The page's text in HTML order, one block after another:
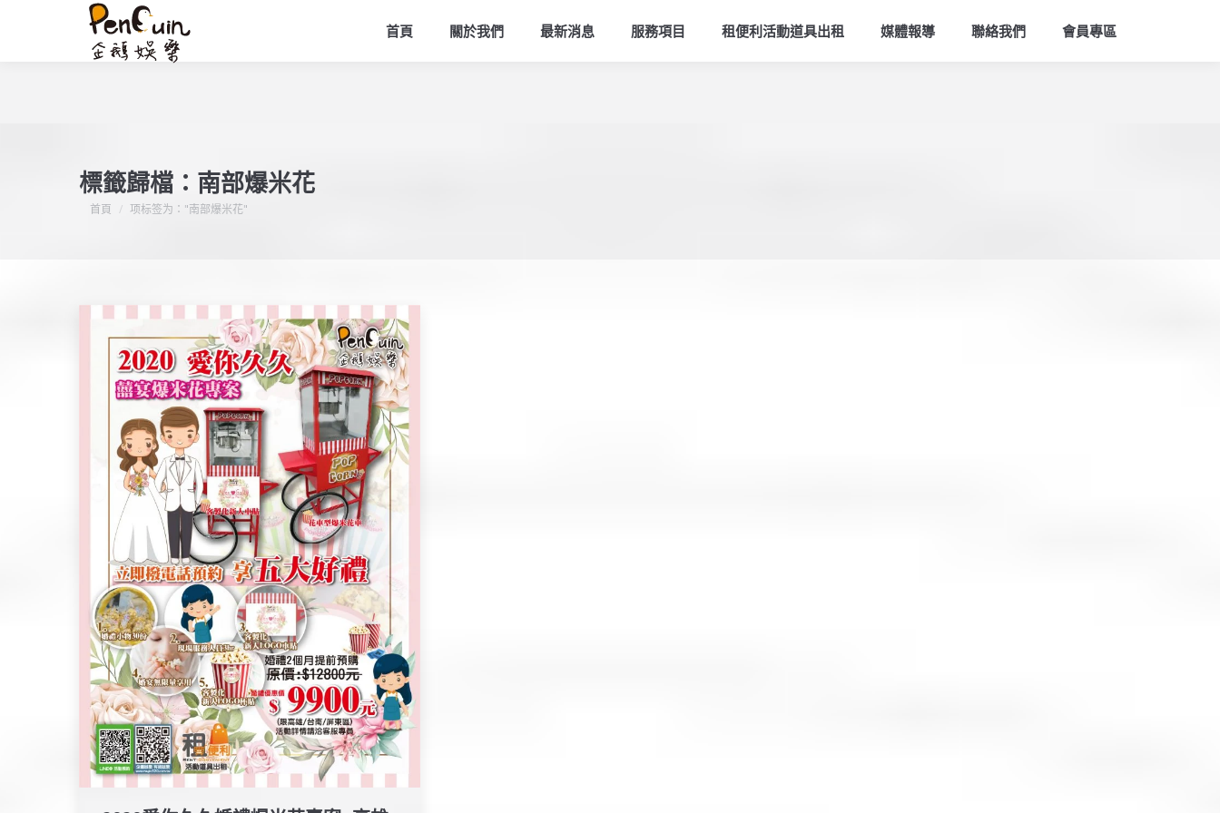
首頁 關於我們 最新消息 服務項目 租便利活動道具出租 媒體報導 聯絡我們 會員專區
標籤歸檔： 南部爆米花
您在這裡：
首頁 项标签为："南部爆米花"